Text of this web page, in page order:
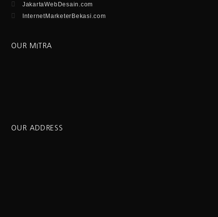
JakartaWebDesain.com
InternetMarketerBekasi.com
OUR MITRA
OUR ADDRESS